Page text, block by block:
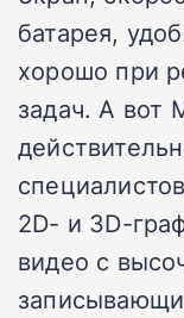
батарея,
хорошо при
задач. А вот
2D- и 3D-
видео с